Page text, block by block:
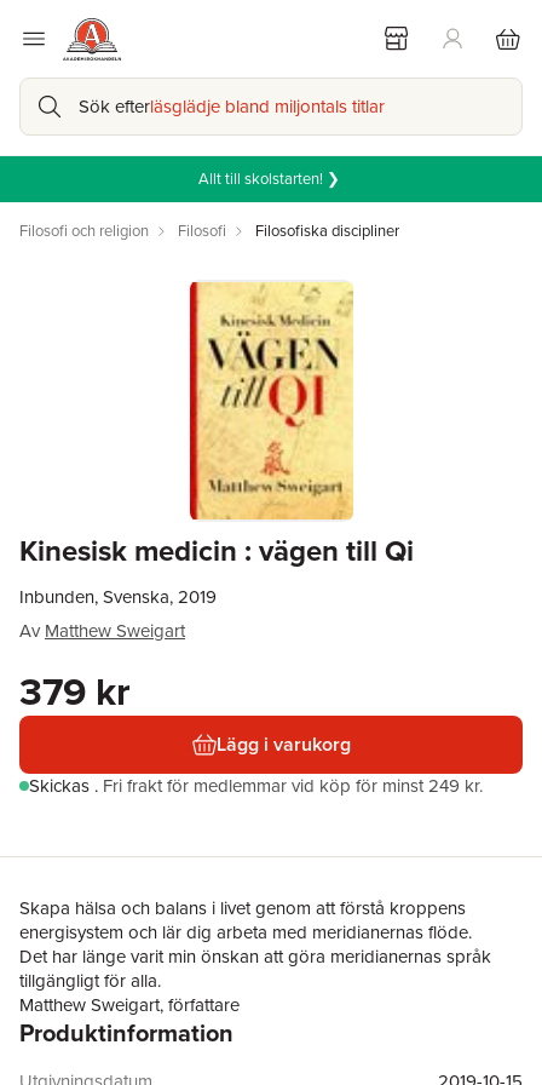
Sök efterläsglädje bland miljontals titlar
Allt till skolstarten! ❯
Filosofi och religion Filosofi Filosofiska discipliner
Kinesisk medicin : vägen till Qi
Inbunden, Svenska, 2019
Av Matthew Sweigart
379 kr
Lägg i varukorg
Skickas . Fri frakt för medlemmar vid köp för minst 249 kr.
Skapa hälsa och balans i livet genom att förstå kroppens
energisystem och lär dig arbeta med meridianernas flöde.
Det har länge varit min önskan att göra meridianernas språk
tillgängligt för alla.
Matthew Sweigart, författare
Kroppens energikanaler, s.k. meridianer, är otroligt kraftfulla. På
kinesiska kunskapen om kroppens energikanaler tillgänglig för
Produktinformation